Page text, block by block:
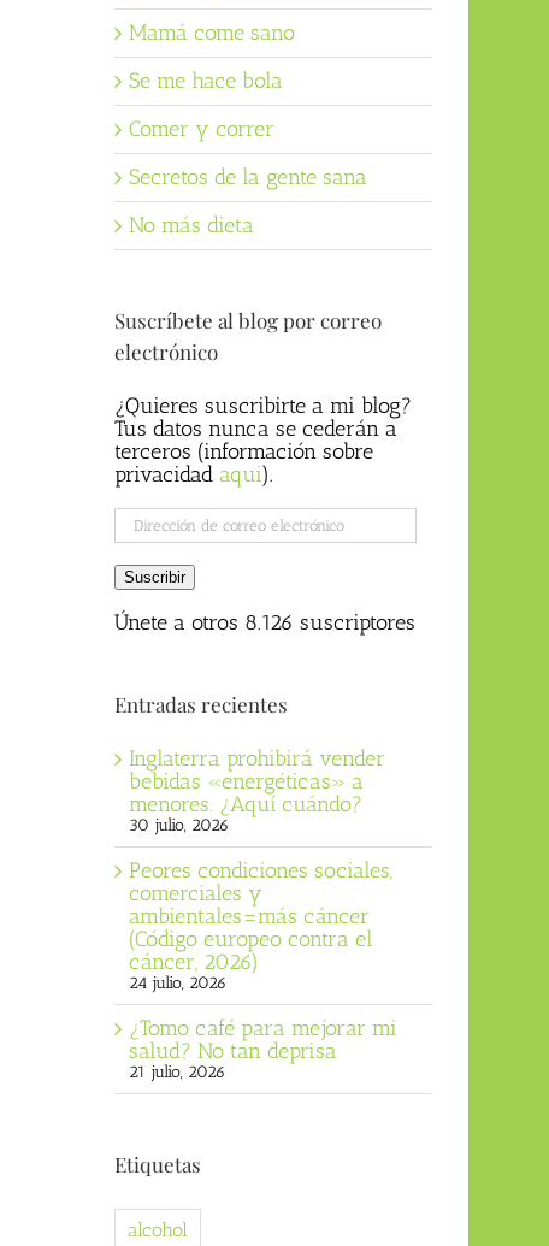
Mamá come sano
Se me hace bola
Comer y correr
Secretos de la gente sana
No más dieta
Suscríbete al blog por correo
electrónico
¿Quieres suscribirte a mi blog?
Tus datos nunca se cederán a
terceros (información sobre
privacidad aqui).
Dirección
de
correo
electrónico
Suscribir
Únete a otros 8.126 suscriptores
Entradas recientes
Inglaterra prohibirá vender
bebidas «energéticas» a
menores. ¿Aquí cuándo?
30 julio, 2026
Peores condiciones sociales,
comerciales y
ambientales=más cáncer
(Código europeo contra el
cáncer, 2026)
24 julio, 2026
¿Tomo café para mejorar mi
salud? No tan deprisa
21 julio, 2026
Etiquetas
alcohol